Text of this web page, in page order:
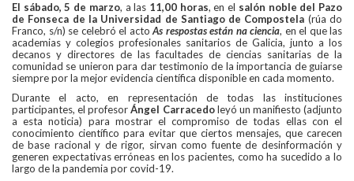
El sábado, 5 de marzo, a las 11,00 horas, en el salón noble del Pazo
de Fonseca de la Universidad de Santiago de Compostela (rúa do
Franco, s/n) se celebró el acto As respostas están na ciencia, en el que las
academias y colegios profesionales sanitarios de Galicia, junto a los
decanos y directores de las facultades de ciencias sanitarias de la
comunidad se unieron para dar testimonio de la importancia de guiarse
siempre por la mejor evidencia científica disponible en cada momento.
Durante el acto, en representación de todas las instituciones
participantes, el profesorÁngel Carracedoleyó un manifiesto (adjunto
a esta noticia) para mostrar el compromiso de todas ellas con el
conocimiento científico para evitar que ciertos mensajes, que carecen
de base racional y de rigor, sirvan como fuente de desinformación y
generen expectativas erróneas en los pacientes, como ha sucedido a lo
largo de la pandemia por covid-19.